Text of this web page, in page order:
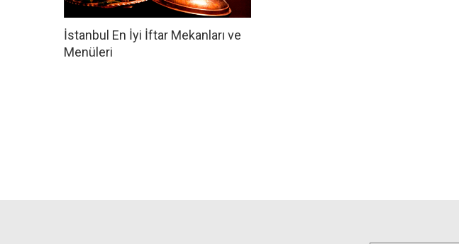
İstanbul En İyi İftar Mekanları ve
Menüleri